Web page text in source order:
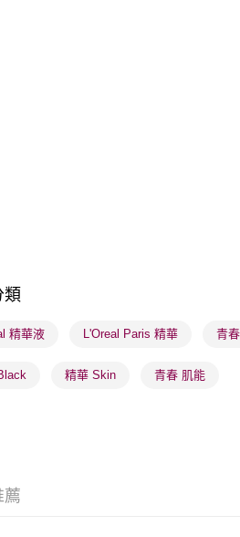
類
精華液 L'Oreal Paris 精華 青
精華 Skin 青春 肌能
薦